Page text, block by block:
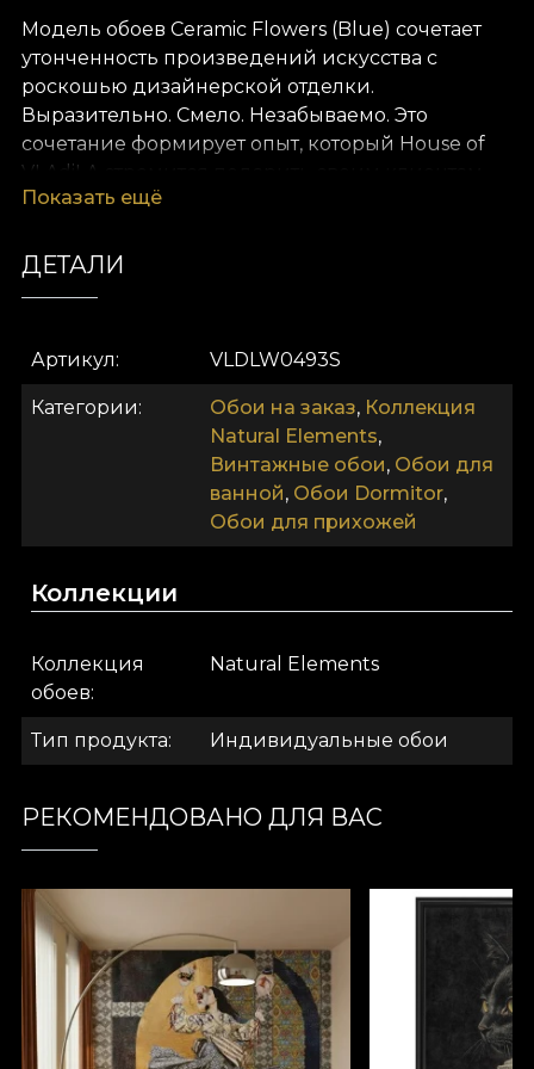
Модель обоев Ceramic Flowers (Blue) сочетает
утонченность произведений искусства с
роскошью дизайнерской отделки.
Выразительно. Смело. Незабываемо. Это
сочетание формирует опыт, который House of
VLAdiLA стремится подарить своим клиентам.
Мы переосмысливаем комфорт как
виде уникальных обоев, созданных вручную
(Blue) изготовлена на основе Vlies. Это нетканый
материал, очень прочный и долговечный. Мы
предлагаем вам три разные текстуры, чтобы вы
могли выбрать ощущение, которое принесёте в
дом. Текстура Smooth — матовая, гладкая и
приятная на ощупь. Canvas создаёт эффект
гигантской картины. И, наконец, Linen —
стенам текстуру, напоминающую богатый лён.
.
Коллекция Natural Elements
Обои из коллекции Natural elements позволяют
вам открыть фрагмент природы и перенести
его на стены вашего дома. Это коллекция, где
преобладает зелёный цвет. Здесь природные
Показать ещё
ДЕТАЛИ
Артикул VLDLW0493S
Категории Обои на заказ, Коллекция
Natural Elements,
Винтажные обои, Обои для
ванной, Обои Dormitor,
Обои для прихожей
Коллекции
Коллекция
обоев
Natural Elements
Тип продукта Индивидуальные обои
РЕКОМЕНДОВАНО ДЛЯ ВАС